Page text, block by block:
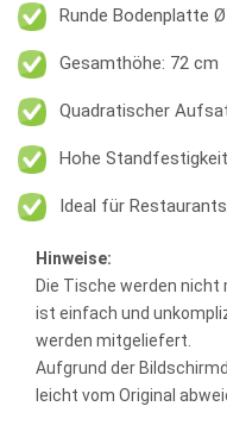
Runde Bodenplatte
Gesamthöhe: 72 cm
Quadratischer
Hohe
Ideal für
Hinweise:
Die Tische werden
ist einfach und
werden mitgeliefert.
Aufgrund der
leicht vom Original